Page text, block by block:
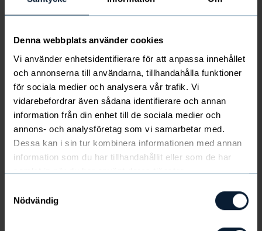
Denna webbplats använder cookies
Vi använder enhetsidentifierare för att anpassa innehållet
och annonserna till användarna, tillhandahålla funktioner
för sociala medier och analysera vår trafik. Vi
vidarebefordrar även sådana identifierare och annan
information från din enhet till de sociala medier och
annons- och analysföretag som vi samarbetar med.
Dessa kan i sin tur kombinera informationen med annan
information som du har tillhandahållit eller som de har
samlat in när du har använt deras tjänster.
Nödvändig
2-pack Tank Top exclusive
22€
finskt föreningsliv får 6 € per paket
Linne i exklusivt material med en härlig lyster. Mjuk och
följsam kvalitet. Passar både att bära det som det är
eller som underlinne. 2-pack (styckpris 11 €)
Längd: 63 cm i M, från axel till nedre fåll.
Visa mer
Utgående sortiment